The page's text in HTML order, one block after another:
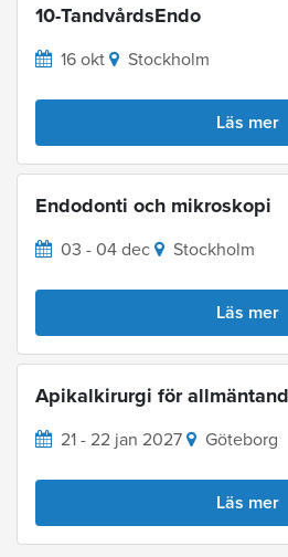
10-TandvårdsEndo
16 okt Stockholm
Läs mer
Endodonti och mikroskopi
03 - 04 dec Stockholm
Läs mer
Apikalkirurgi för
21 - 22 jan 2027 Göteborg
Läs mer